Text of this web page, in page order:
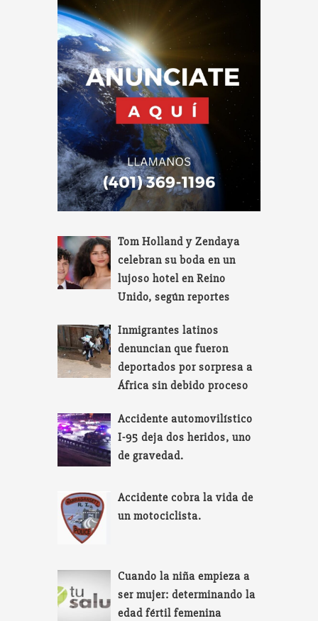
Tom Holland y Zendaya
celebran su boda en un
lujoso hotel en Reino
Unido, según reportes
Inmigrantes latinos
denuncian que fueron
deportados por sorpresa a
África sin debido proceso
Accidente automovilístico
I-95 deja dos heridos, uno
de gravedad.
Accidente cobra la vida de
un motociclista.
Cuando la niña empieza a
ser mujer: determinando la
edad fértil femenina